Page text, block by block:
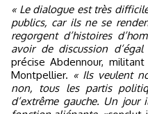
« Le dialogue est très
publics, car ils ne se
regorgent d’histoires
avoir de discussion
précise Abdennour,
Montpellier. « Ils veulent
non, tous les partis
d’extrême gauche. Un